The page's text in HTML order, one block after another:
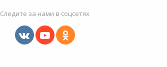
Следите за нами в соцсетях